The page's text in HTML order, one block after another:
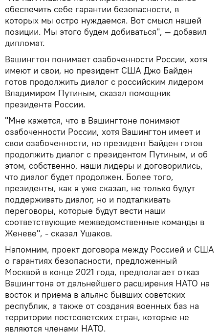
обеспечить себе гарантии безопасности, в
которых мы остро нуждаемся. Вот смысл нашей
позиции. Мы этого будем добиваться", — добавил
дипломат.
Вашингтон понимает озабоченности России, хотя
имеют и свои, но президент США Джо Байден
готов продолжить диалог с российским лидером
Владимиром Путиным, сказал помощник
президента России.
"Мне кажется, что в Вашингтоне понимают
озабоченности России, хотя Вашингтон имеет и
свои озабоченности, но президент Байден готов
продолжить диалог с президентом Путиным, и об
этом, собственно, наши лидеры и договорились,
что диалог будет продолжен. Более того,
президенты, как я уже сказал, не только будут
поддерживать диалог, но и подталкивать
переговоры, которые будут вести наши
соответствующие межведомственные команды в
Женеве", - сказал Ушаков.
Напомним, проект договора между Россией и США
о гарантиях безопасности, предложенный
Москвой в конце 2021 года, предполагает отказ
Вашингтона от дальнейшего расширения НАТО на
восток и приема в альянс бывших советских
республик, а также от создания военных баз на
территории постсоветских стран, которые не
являются членами НАТО.